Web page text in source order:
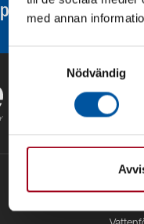
med annan
Samtyckesval
Nödvändig